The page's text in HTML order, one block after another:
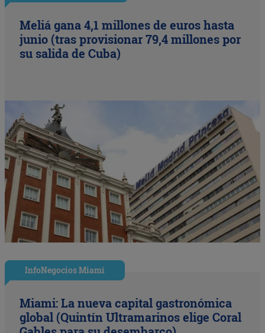
Meliá gana 4,1 millones de euros hasta
junio (tras provisionar 79,4 millones por
su salida de Cuba)
InfoNegocios Miami
Miami: La nueva capital gastronómica
global (Quintín Ultramarinos elige Coral